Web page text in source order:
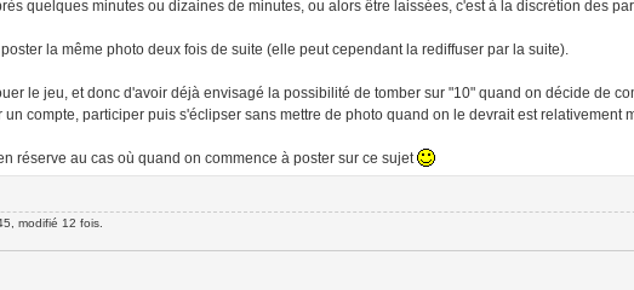
quelques minutes ou dizaines de minutes, ou alors être laissées, c'est à la discrétion des
la même photo deux fois de suite (elle peut cependant la rediffuser par la suite).
le jeu, et donc d'avoir déjà envisagé la possibilité de tomber sur "10" quand on décide de
compte, participer puis s'éclipser sans mettre de photo quand on le devrait est relativement
réserve au cas où quand on commence à poster sur ce sujet
modifié 12 fois.